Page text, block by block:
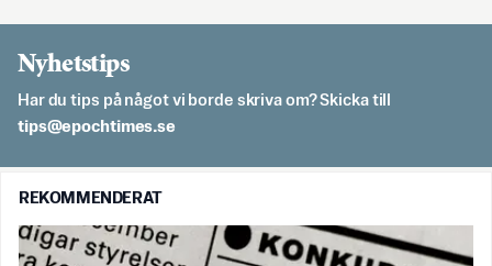
Nyhetstips
Har du tips på något vi borde skriva om? Skicka till
es.semithcope@spit
REKOMMENDERAT